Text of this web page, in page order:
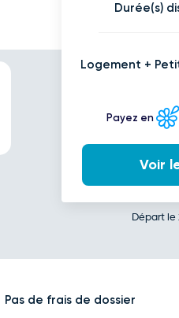
Durée(s)
Logement +
Payez en
Voir
Départ le
Pas de frais de dossier